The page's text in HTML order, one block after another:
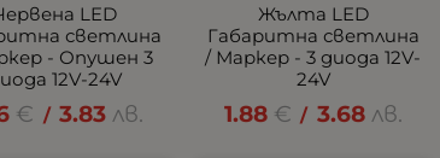
LED
светлина
- Опушен 3
12V-24V
€ / 3.83 лв.
Жълта LED
Габаритна светлина
/ Маркер - 3 диода 12V-
24V
1.88 € / 3.68 лв.